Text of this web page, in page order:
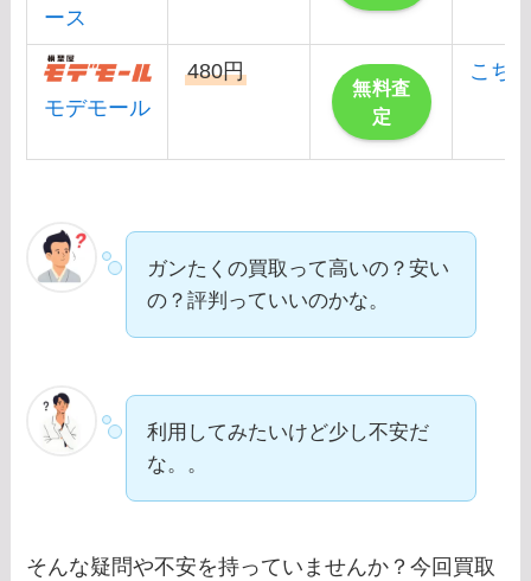
ース
モデモール
480円
無料査
定
こち
ガンたくの買取って高いの？安い
の？評判っていいのかな。
利用してみたいけど少し不安だ
な。。
そんな疑問や不安を持っていませんか？今回買取